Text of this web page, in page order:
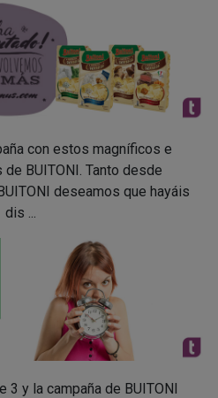
con estos magníficos e
BUITONI. Tanto desde
deseamos que hayáis
dis ...
3 y la campaña de BUITONI